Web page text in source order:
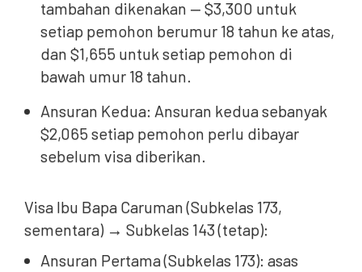
tambahan dikenakan — $3,300 untuk
setiap pemohon berumur 18 tahun ke atas,
dan $1,655 untuk setiap pemohon di
bawah umur 18 tahun.
Ansuran Kedua: Ansuran kedua sebanyak
$2,065 setiap pemohon perlu dibayar
sebelum visa diberikan.
Visa Ibu Bapa Caruman (Subkelas 173,
sementara) → Subkelas 143 (tetap):
Ansuran Pertama (Subkelas 173): asas